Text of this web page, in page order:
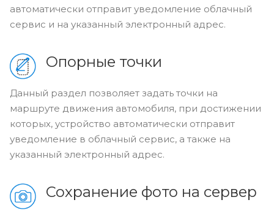
автоматически отправит уведомление облачный
сервис и на указанный электронный адрес.
Опорные точки
Данный раздел позволяет задать точки на
маршруте движения автомобиля, при достижении
которых, устройство автоматически отправит
уведомление в облачный сервис, а также на
указанный электронный адрес.
Сохранение фото на сервер